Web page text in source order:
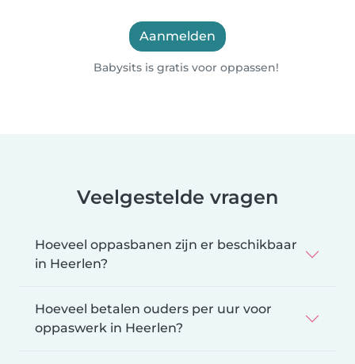
Aanmelden
Babysits is gratis voor oppassen!
Veelgestelde vragen
Hoeveel oppasbanen zijn er beschikbaar
in Heerlen?
Hoeveel betalen ouders per uur voor
oppaswerk in Heerlen?